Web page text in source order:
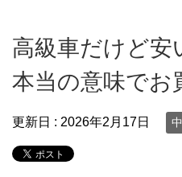
高級車だけど安
本当の意味でお
更新日 : 2026年2月17日